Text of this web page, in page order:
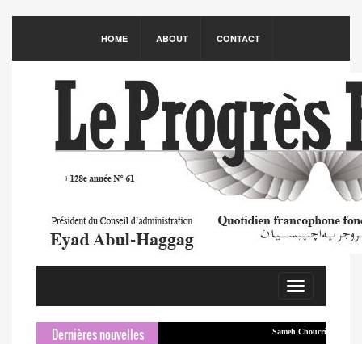
HOME ABOUT CONTACT
Toggle
navigation
Dernières nouvelles Sameh Choucri arrive à Beyrouth